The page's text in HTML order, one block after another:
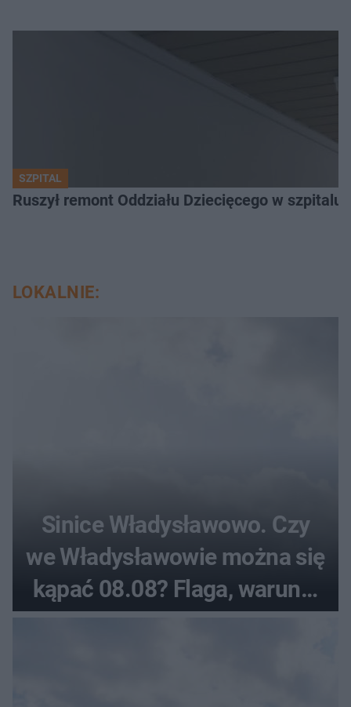
SZPITAL
Ruszył remont Oddziału Dziecięcego w
LOKALNIE:
Sinice Władysławowo. Czy
we Władysławowie można się
kąpać 08.08? Flaga, warunki